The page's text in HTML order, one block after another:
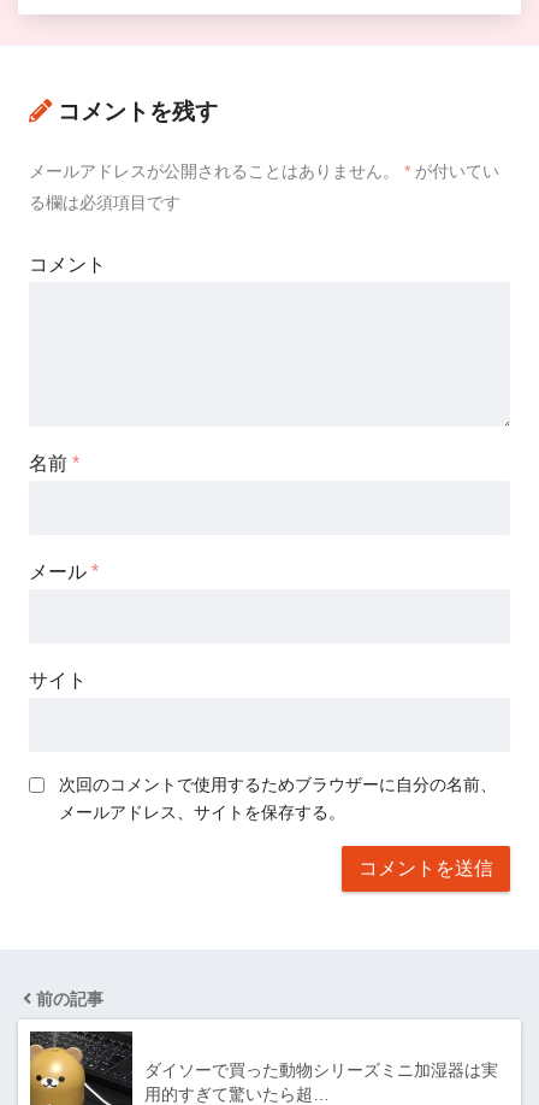
コメントを残す
メールアドレスが公開されることはありません。 * が付いてい
る欄は必須項目です
コメント
名前 *
メール *
サイト
次回のコメントで使用するためブラウザーに自分の名前、
メールアドレス、サイトを保存する。
前の記事
ダイソーで買った動物シリーズミニ加湿器は実
用的すぎて驚いたら超…